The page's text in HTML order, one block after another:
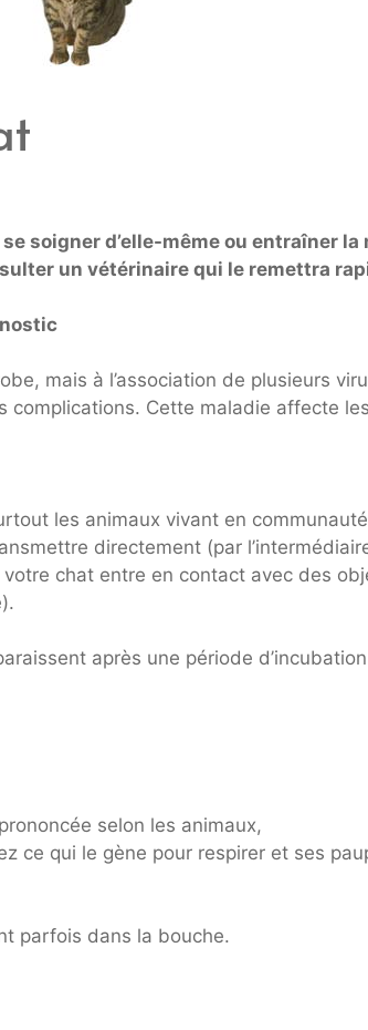
soigner d’elle-même ou entraîner la
un vétérinaire qui le remettra
mais à l’association de plusieurs
complications. Cette maladie affecte
les animaux vivant en
directement (par
chat entre en contact avec des
après une période
selon les animaux,
ce qui le gène pour respirer et ses
parfois dans la bouche.